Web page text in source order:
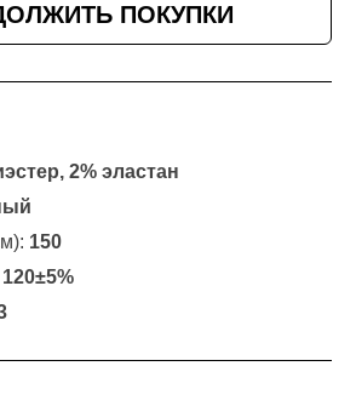
ПОКУПКИ
2% эластан
150
120±5%